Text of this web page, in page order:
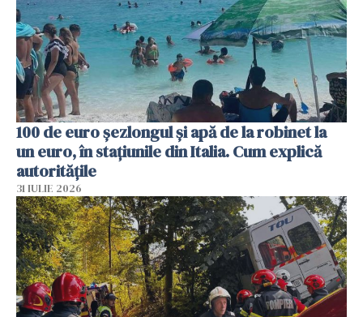
100 de euro șezlongul și apă de la robinet la
un euro, în stațiunile din Italia. Cum explică
autoritățile
31 IULIE 2026